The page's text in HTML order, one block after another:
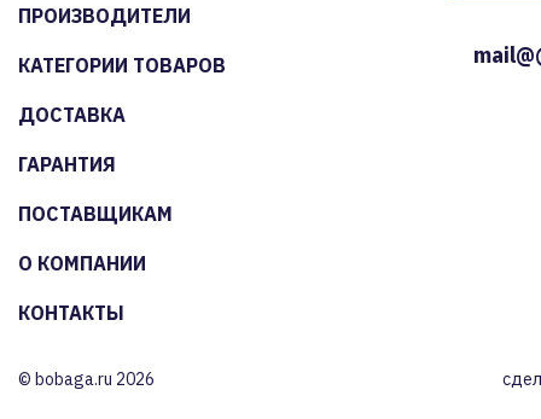
ПРОИЗВОДИТЕЛИ
КАТЕГОРИИ ТОВАРОВ
ДОСТАВКА
ГАРАНТИЯ
ПОСТАВЩИКАМ
О КОМПАНИИ
КОНТАКТЫ
© bobaga.ru 2026